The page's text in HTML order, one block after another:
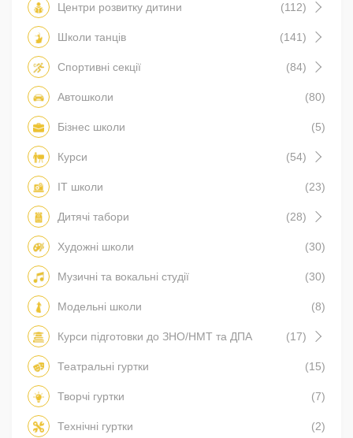
Центри розвитку дитини (112)
Школи танців (141)
Спортивні секції (84)
Автошколи (80)
Бізнес школи (5)
Курси (54)
IT школи (23)
Дитячі табори (28)
Художні школи (30)
Музичні та вокальні студії (30)
Модельні школи (8)
Курси підготовки до ЗНО/НМТ та ДПА (17)
Театральні гуртки (15)
Творчі гуртки (7)
Технічні гуртки (2)